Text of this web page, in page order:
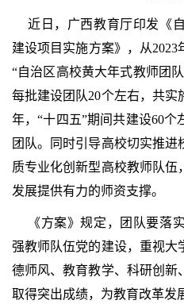
近日，广西教育厅印发《
建设项目实施方案》，从
“自治区高校黄大年式教师团
每批建设团队20个左右，共实
年，“十四五”期间共建设60
团队。同时引导高校切实推
质专业化创新型高校教师队
发展提供有力的师资支撑。
《方案》规定，团队要落
强教师队伍党的建设，重视大
德师风、教育教学、科研创新
取得突出成绩，为教育改革发